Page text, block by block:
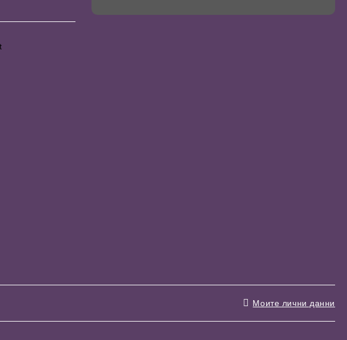
Моите лични данни